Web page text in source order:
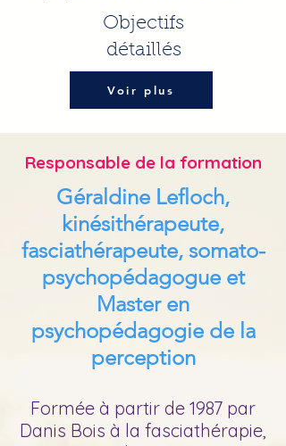
Objectifs
détaillés
Voir plus
Responsable de la formation
Géraldine Lefloch,
kinésithérapeute,
fasciathérapeute, somato-
psychopédagogue et
Master en
psychopédagogie de la
perception
Formée à partir de 1987 par
Danis Bois à la fasciathérapie,